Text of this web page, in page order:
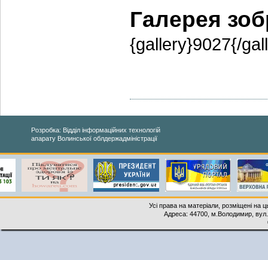
Галерея
{gallery}9027{/
Розробка: Відділ інформаційних технологій
апарату Волинської облдержадміністрації
Усі права на матеріали, розміщені на
Адреса: 44700, м.Володимир,